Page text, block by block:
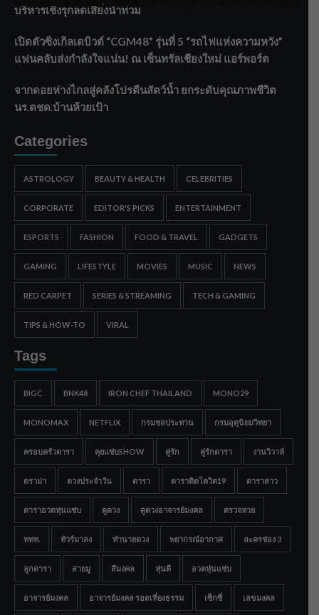
บริหารเชิงรุกลดเสี่ยงน้ำท่วม
เปิดตัวซิงเกิลเดบิวต์ “CGM48” รุ่นที่ 5 “รถไฟแห่งความหวัง”
แฟนคลับส่งกำลังใจแน่น! ณ เซ็นทรัลเชียงใหม่ แอร์พอร์ต
จากดอยห่างไกลสู่คลังโปรตีนสัตว์น้ำ ยกระดับคุณภาพชีวิต
นร.ตชด.บ้านห้วยเป้า
Categories
ASTROLOGY BEAUTY & HEALTH CELEBRITIES
CORPORATE EDITOR'S PICKS ENTERTAINMENT
ESPORTS FASHION FOOD & TRAVEL GADGETS
GAMING LIFESTYLE MOVIES MUSIC NEWS
RED CARPET SERIES & STREAMING TECH & GAMING
TIPS & HOW-TO VIRAL
Tags
BIGC BNK48 IRON CHEF THAILAND MONO29
MONOMAX NETFLIX กรมชลประทาน กรมอุตุนิยมวิทยา
ครอบครัวดารา คุยแซ่บSHOW คู่รัก คู่รักดารา งานวิวาห์
ดราม่า ดวงประจำวัน ดารา ดาราติดโควิด19 ดาราสาว
ดาราอวดหุ่นแซ่บ ดูดวง ดูดวงอาจารย์มงคล ตรวจหวย
ททท. ทัวร์มาลง ทำนายดวง พยากรณ์อากาศ ละครช่อง 3
ลูกดารา สายมู สีมงคล หุ่นดี อวดหุ่นแซ่บ
อาจารย์มงคล อาจารย์มงคล รอดเที่ยงธรรม เซ็กซี่ เลขมงคล